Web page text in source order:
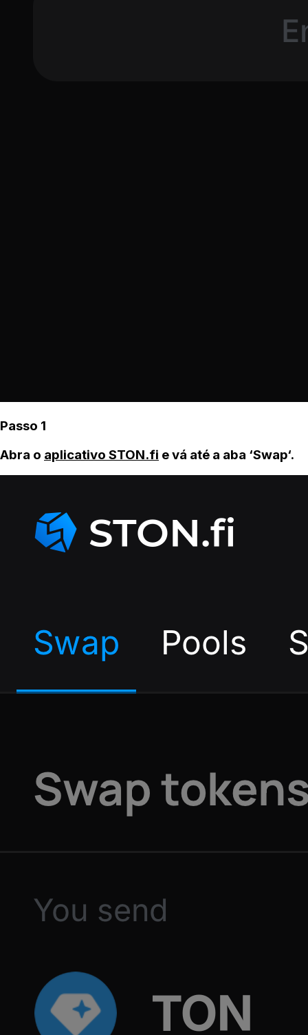
Passo 1
Abra o aplicativo STON.fi e vá até a aba ‘Swap‘.